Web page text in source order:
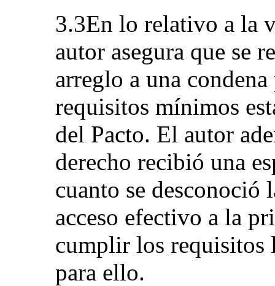
3.3En lo relativo a la
autor asegura que se
arreglo a una
requisitos mínimos
del Pacto. El autor
derecho recibió una
cuanto se desconoció
acceso efectivo a la
cumplir los requisitos
para ello.